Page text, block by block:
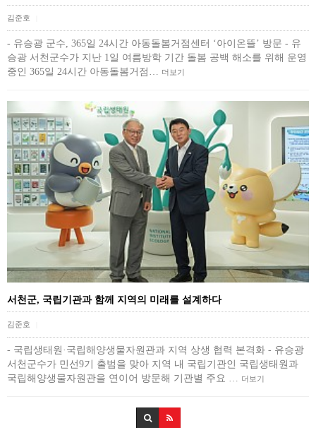
김준호
- 유승광 군수, 365일 24시간 아동돌봄거점센터 ‘아이온뜰’ 방문 - 유
승광 서천군수가 지난 1일 여름방학 기간 돌봄 공백 해소를 위해 운영
중인 365일 24시간 아동돌봄거점… 더보기
서천군, 국립기관과 함께 지역의 미래를 설계하다
김준호
- 국립생태원·국립해양생물자원관과 지역 상생 협력 본격화 - 유승광
서천군수가 민선9기 출범을 맞아 지역 내 국립기관인 국립생태원과
국립해양생물자원관을 연이어 방문해 기관별 주요 … 더보기